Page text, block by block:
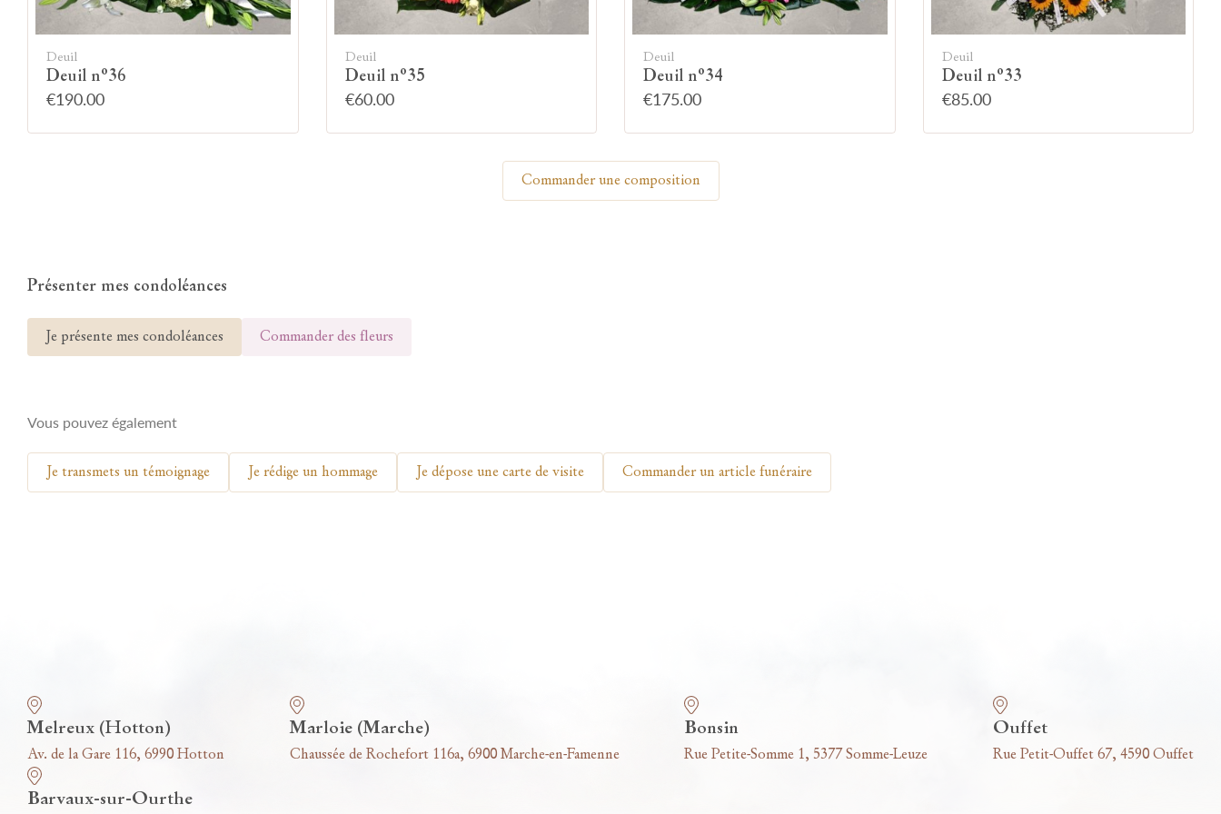
Allumez une bougie
Montrez votre soutien à la famille en allumant
symboliquement une bougie.
Deuil
Deuil n°36
€190.00
Deuil
Deuil n°35
€60.00
Deuil
Deuil n°34
€175.00
Deuil
Deuil n°33
€85.00
Commander une composition
Présenter mes condoléances
Je présente mes condoléances Commander des fleurs
Vous pouvez également
Je transmets un témoignage Je rédige un hommage Je dépose une carte de visite Commander un article funéraire
Melreux (Hotton)
Av. de la Gare 116, 6990 Hotton
Marloie (Marche)
Chaussée de Rochefort 116a, 6900 Marche-en-Famenne
Bonsin
Rue Petite-Somme 1, 5377 Somme-Leuze
Ouffet
Rue Petit-Ouffet 67, 4590 Ouffet
Barvaux-sur-Ourthe